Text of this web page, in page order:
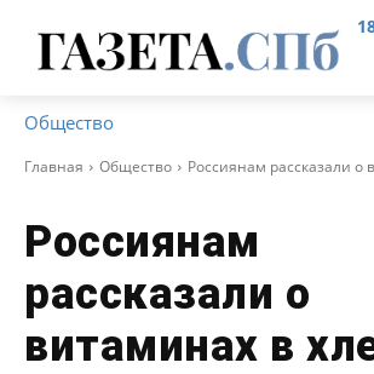
Общество
Главная Общество Россиянам рассказали о
Россиянам
рассказали о
витаминах в